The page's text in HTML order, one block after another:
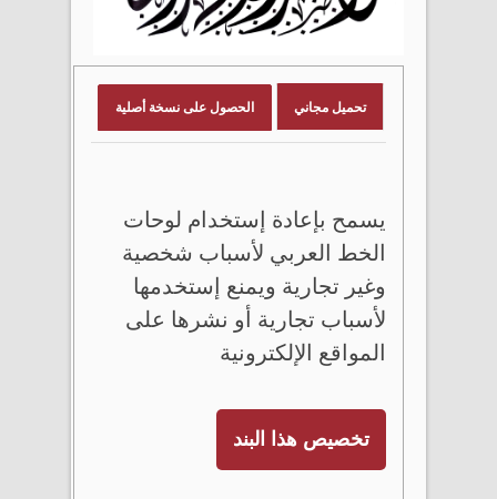
تحميل مجاني الحصول على نسخة أصلية
يسمح بإعادة إستخدام لوحات
الخط العربي لأسباب شخصية
وغير تجارية ويمنع إستخدمها
لأسباب تجارية أو نشرها على
المواقع الإلكترونية
تخصيص هذا البند